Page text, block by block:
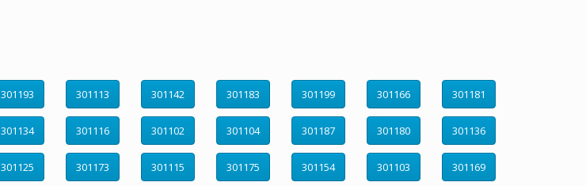
301193 301113 301142 301183 301199 301166 301181
301134 301116 301102 301104 301187 301180 301136
301125 301173 301115 301175 301154 301103 301169